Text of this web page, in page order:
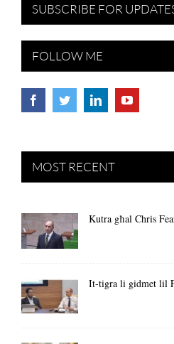
SUBSCRIBE FOR
FOLLOW ME
MOST RECENT
Kutra għal Chris
It-tigra li gidmet lil